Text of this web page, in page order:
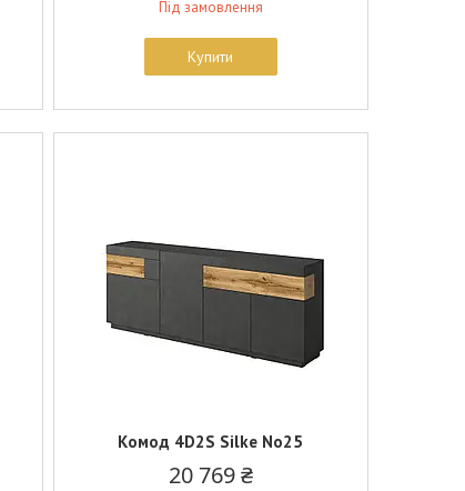
Під замовлення
Купити
Комод 4D2S Silke No25
20 769 ₴